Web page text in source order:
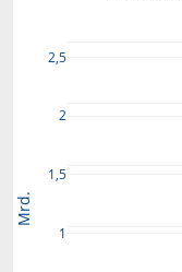
1
1,5
2
2,5
Mrd.